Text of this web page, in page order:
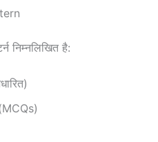
निम्नलिखित है: